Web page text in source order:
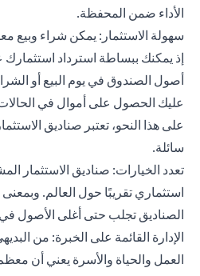
الأداء ضمن المحفظة.
سهولة الاستثمار: يمكن شراء وبيع
إذ يمكنك ببساطة استرداد
أصول الصندوق في يوم البيع أو
عليك الحصول على أموال في
على هذا النحو، تعتبر صناديق
سائلة.
تعدد الخيارات: صناديق الاستثمار
استثماري تقريبًا حول العالم.
الصناديق تجلب حتى أغلى الأصول في
الإدارة القائمة على الخبرة: من
العمل والحياة والأسرة يعني أن